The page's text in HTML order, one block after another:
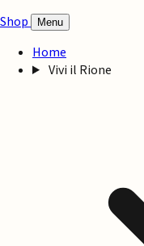
Shop Menu
Home
Vivi il Rione